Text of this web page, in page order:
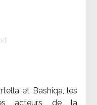
et Bashiqa, les
acteurs de la